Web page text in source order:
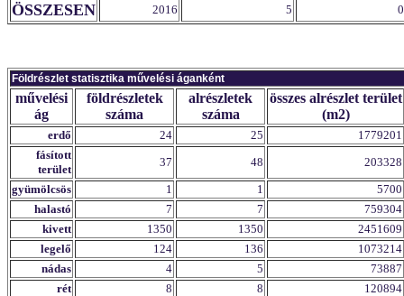
ÖSSZESEN 2016 5 0
Földrészlet statisztika művelési áganként
művelési
ág
földrészletek
száma
alrészletek
száma
összes alrészlet terület
(m2)
erdő 24 25
1779201
fásított
terület
37 48
203328
gyümölcsös
1 1
5700
halastó
7 7
759304
kivett
1350 1350
2451609
legelő
124 136
1073214
nádas
4 5
73887
rét
8 8
120894